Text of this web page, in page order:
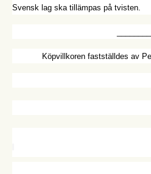
Svensk lag ska tillämpas på tvisten.
Köpvillkoren fastställdes av